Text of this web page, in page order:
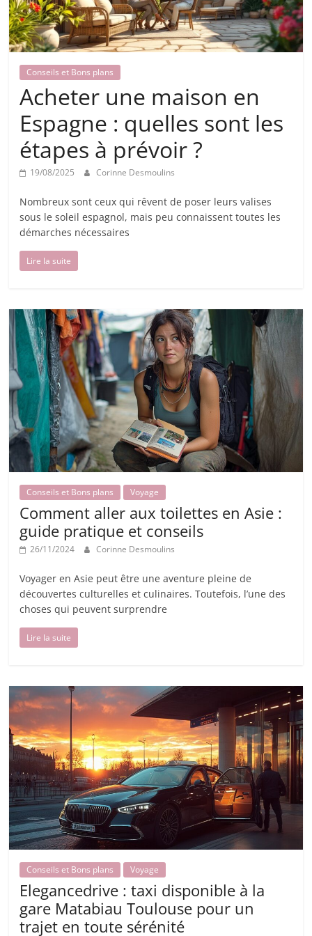
Conseils et Bons plans
Acheter une maison en
Espagne : quelles sont les
étapes à prévoir ?
19/08/2025 Corinne Desmoulins
Nombreux sont ceux qui rêvent de poser leurs valises
sous le soleil espagnol, mais peu connaissent toutes les
démarches nécessaires
Lire la suite
Conseils et Bons plans Voyage
Comment aller aux toilettes en Asie :
guide pratique et conseils
26/11/2024 Corinne Desmoulins
Voyager en Asie peut être une aventure pleine de
découvertes culturelles et culinaires. Toutefois, l’une des
choses qui peuvent surprendre
Lire la suite
Conseils et Bons plans Voyage
Elegancedrive : taxi disponible à la
gare Matabiau Toulouse pour un
trajet en toute sérénité